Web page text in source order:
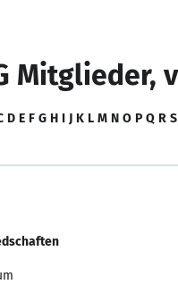
Mitglieder,
D E F G H I J K L M N O P Q R S